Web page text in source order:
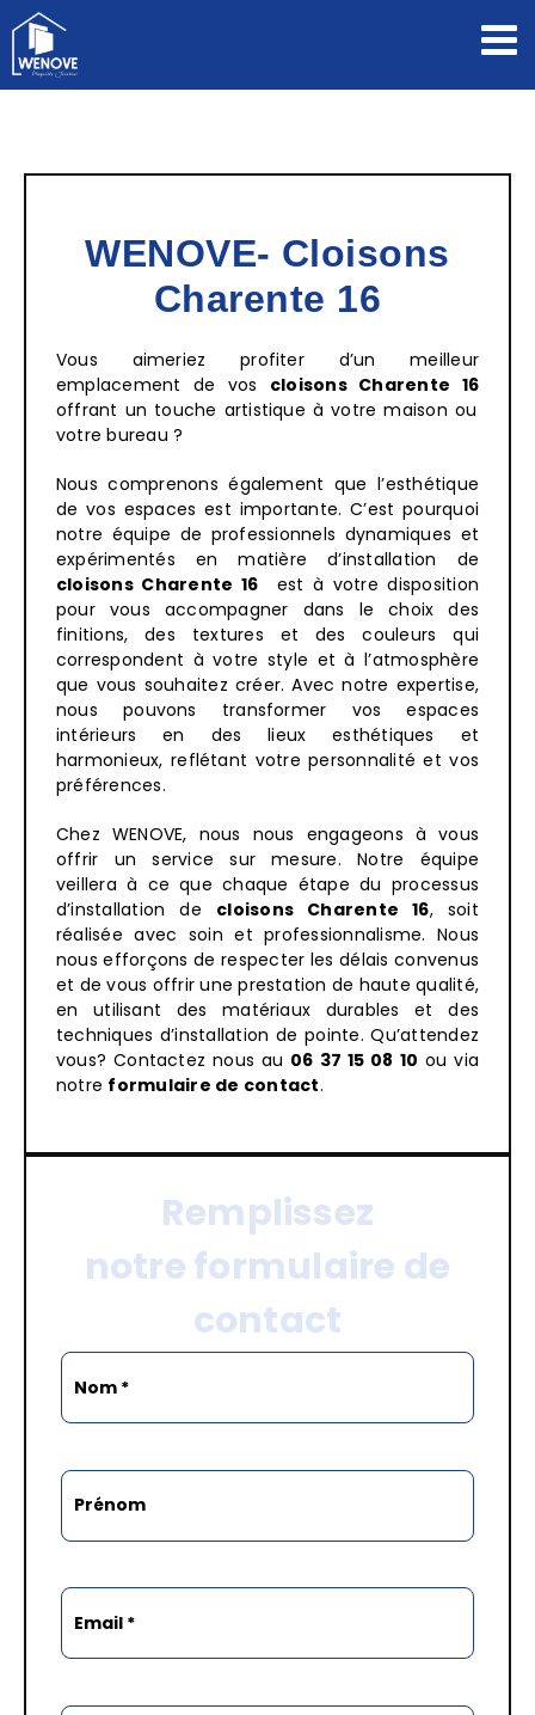
Passer
contenu
WENOVE- Cloisons
Charente 16
Vous aimeriez profiter d’un meilleur
emplacement de vos cloisons Charente 16
offrant un touche artistique à votre maison ou
votre bureau ?
Nous comprenons également que l’esthétique
de vos espaces est importante. C’est pourquoi
notre équipe de professionnels dynamiques et
expérimentés en matière d’installation de
cloisonsCharente 16
est à votre disposition
pour vous accompagner dans le choix des
finitions, des textures et des couleurs qui
correspondent à votre style et à l’atmosphère
que vous souhaitez créer. Avec notre expertise,
nous pouvons transformer vos espaces
intérieurs en des lieux esthétiques et
harmonieux, reflétant votre personnalité et vos
préférences.
Chez WENOVE, nous nous engageons à vous
offrir un service sur mesure. Notre équipe
veillera à ce que chaque étape du processus
d’installation de cloisons Charente 16, soit
réalisée avec soin et professionnalisme. Nous
nous efforçons de respecter les délais convenus
et de vous offrir une prestation de haute qualité,
en utilisant des matériaux durables et des
techniques d’installation de pointe. Qu’attendez
vous? Contactez nous au 06 37 15 08 10 ou via
notre formulaire de contact.
Remplissez
notre formulaire de
contact